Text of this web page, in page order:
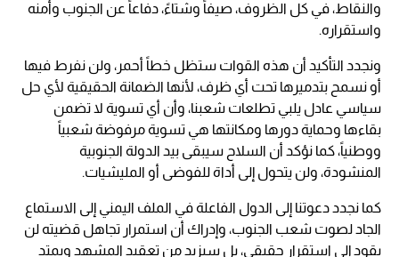
والنقاط، في كل الظروف، صيفاً وشتاءً، دفاعاً عن الجنوب وأمنه
واستقراره.
ونجدد التأكيد أن هذه القوات ستظل خطاً أحمر، ولن نفرط فيها
أو نسمح بتدميرها تحت أي ظرف، لأنها الضمانة الحقيقية لأي حل
سياسي عادل يلبي تطلعات شعبنا، وأن أي تسوية لا تضمن
بقاءها وحماية دورها ومكانتها هي تسوية مرفوضة شعبياً
ووطنياً، كما نؤكد أن السلاح سيبقى بيد الدولة الجنوبية
المنشودة، ولن يتحول إلى أداة للفوضى أو المليشيات.
كما نجدد دعوتنا إلى الدول الفاعلة في الملف اليمني إلى الاستماع
الجاد لصوت شعب الجنوب، وإدراك أن استمرار تجاهل قضيته لن
يقود إلى استقرار حقيقي، بل سيزيد من تعقيد المشهد ويمتد